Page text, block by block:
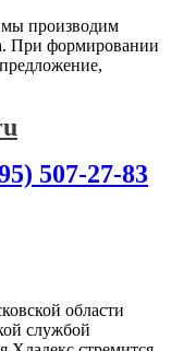
производим
При формировании
507-27-83
области
службой